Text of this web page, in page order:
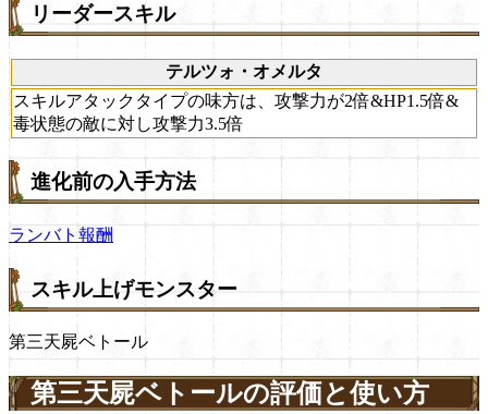
リーダースキル
テルツォ・オメルタ
スキルアタックタイプの味方は、攻撃力が2倍&HP1.5倍&
毒状態の敵に対し攻撃力3.5倍
進化前の入手方法
ランバト報酬
スキル上げモンスター
第三天屍ベトール
第三天屍ベトールの評価と使い方